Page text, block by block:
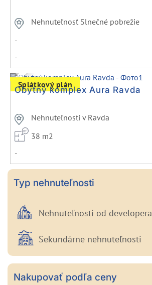
Nehnuteľnosť Slnečné pobrežie
-
-
Previous
Splátkový plán
Obytný komplex Aura Ravda
Nehnuteľnosti v Ravda
38 m2
-
Typ nehnuteľnosti
Nehnuteľnosti od developera
Sekundárne nehnuteľnosti
Nakupovať podľa ceny